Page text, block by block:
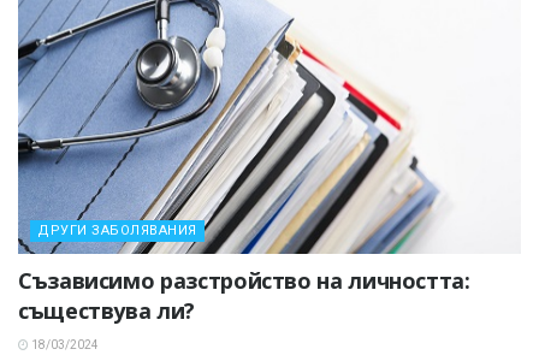
ДРУГИ ЗАБОЛЯВАНИЯ
Съзависимо разстройство на личността:
съществува ли?
18/03/2024